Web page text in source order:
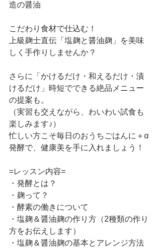
造の醤油
こだわり食材で仕込む！
上級麹士直伝「塩麹と醤油麹」を美味
しく手作りしませんか？
さらに「かけるだけ・和えるだけ・漬
けるだけ」時短でできる絶品メニュー
の提案も。
（実習も交えながら、わいわい試食も
楽しみます♪）
忙しい方こそ毎日のおうちごはんに＋α
発酵で、健康美を手に入れましょう！
=レッスン内容=
・発酵とは？
・麹って？
・酵素の働きについて
・塩麹＆醤油麹の作り方（2種類の作り
方をお伝えします）
・塩麹＆醤油麹の基本とアレンジ方法